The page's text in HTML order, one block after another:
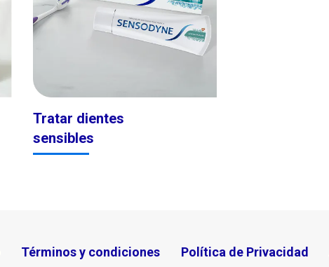
Tratar dientes
sensibles
Términos y condiciones Política de Privacidad